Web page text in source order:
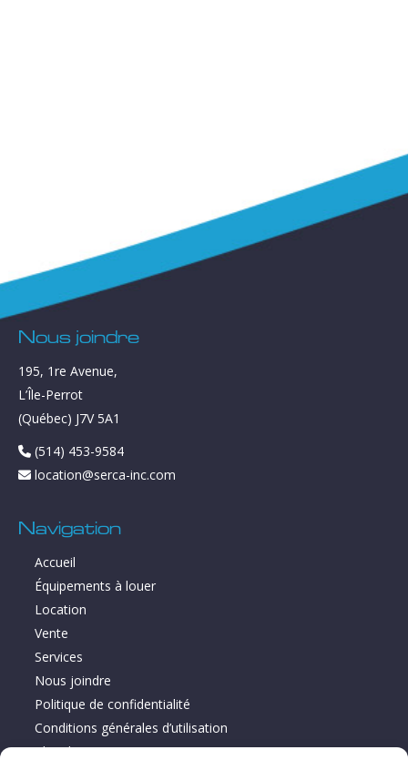
Nous joindre
195, 1re Avenue,
L’Île-Perrot
(Québec) J7V 5A1
(514) 453-9584
location@serca-inc.com
Navigation
Accueil
Équipements à louer
Location
Vente
Services
Nous joindre
Politique de confidentialité
Conditions générales d’utilisation
Plan du site